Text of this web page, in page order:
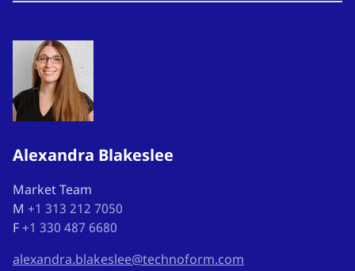
Alexandra Blakeslee
Market Team
M +1 313 212 7050
F +1 330 487 6680
alexandra.blakeslee@technoform.com